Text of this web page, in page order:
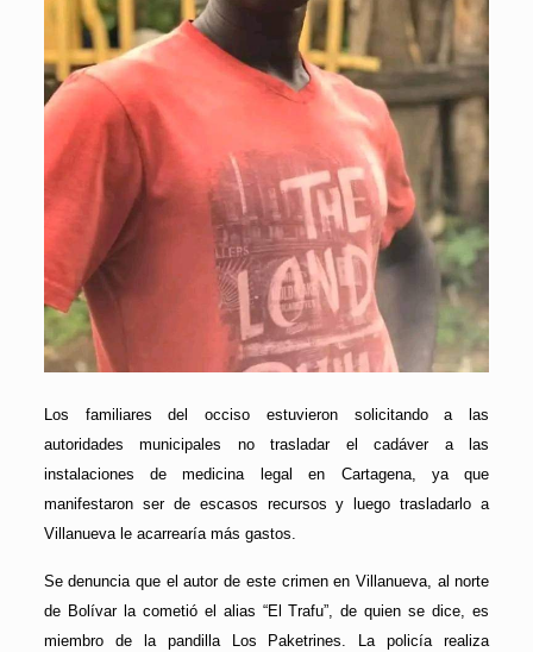
Los familiares del occiso estuvieron solicitando a las
autoridades municipales no trasladar el cadáver a las
instalaciones de medicina legal en Cartagena, ya que
manifestaron ser de escasos recursos y luego trasladarlo a
Villanueva le acarrearía más gastos.
Se denuncia que el autor de este crimen en Villanueva, al norte
de Bolívar la cometió el alias “El Trafu”, de quien se dice, es
miembro de la pandilla Los Paketrines. La policía realiza